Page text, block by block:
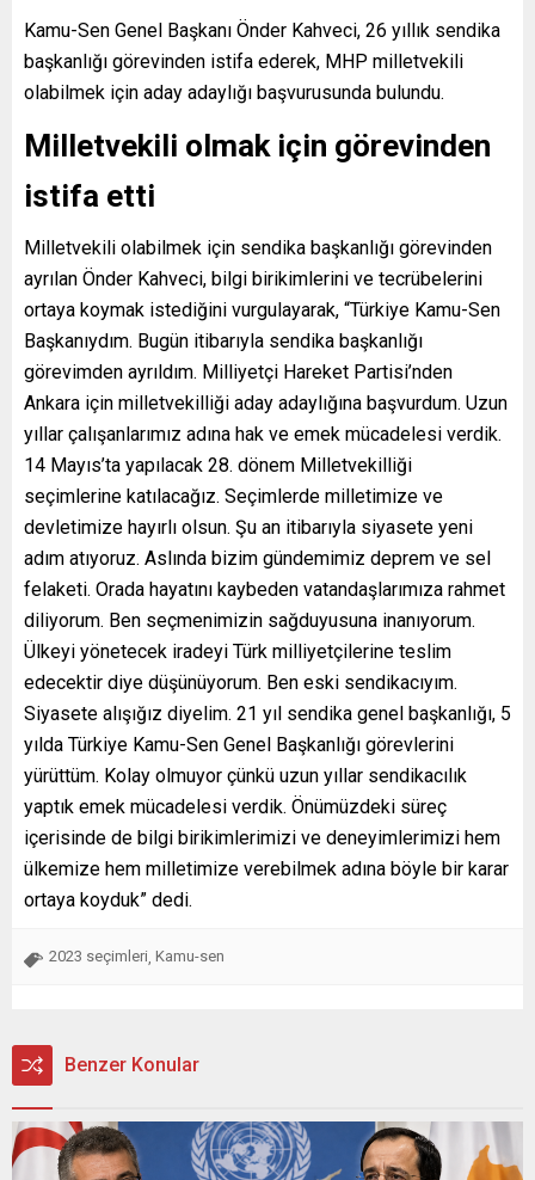
Kamu-Sen Genel Başkanı Önder Kahveci, 26 yıllık sendika
başkanlığı görevinden istifa ederek, MHP milletvekili
olabilmek için aday adaylığı başvurusunda bulundu.
Milletvekili olmak için görevinden
istifa etti
Milletvekili olabilmek için sendika başkanlığı görevinden
ayrılan Önder Kahveci, bilgi birikimlerini ve tecrübelerini
ortaya koymak istediğini vurgulayarak, “Türkiye Kamu-Sen
Başkanıydım. Bugün itibarıyla sendika başkanlığı
görevimden ayrıldım. Milliyetçi Hareket Partisi’nden
Ankara için milletvekilliği aday adaylığına başvurdum. Uzun
yıllar çalışanlarımız adına hak ve emek mücadelesi verdik.
14 Mayıs’ta yapılacak 28. dönem Milletvekilliği
seçimlerine katılacağız. Seçimlerde milletimize ve
devletimize hayırlı olsun. Şu an itibarıyla siyasete yeni
adım atıyoruz. Aslında bizim gündemimiz deprem ve sel
felaketi. Orada hayatını kaybeden vatandaşlarımıza rahmet
diliyorum. Ben seçmenimizin sağduyusuna inanıyorum.
Ülkeyi yönetecek iradeyi Türk milliyetçilerine teslim
edecektir diye düşünüyorum. Ben eski sendikacıyım.
Siyasete alışığız diyelim. 21 yıl sendika genel başkanlığı, 5
yılda Türkiye Kamu-Sen Genel Başkanlığı görevlerini
yürüttüm. Kolay olmuyor çünkü uzun yıllar sendikacılık
yaptık emek mücadelesi verdik. Önümüzdeki süreç
içerisinde de bilgi birikimlerimizi ve deneyimlerimizi hem
ülkemize hem milletimize verebilmek adına böyle bir karar
ortaya koyduk” dedi.
2023 seçimleri Kamu-sen
Benzer Konular